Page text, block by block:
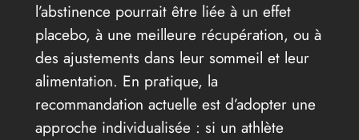
l’abstinence pourrait être liée à un effet
placebo, à une meilleure récupération, ou à
des ajustements dans leur sommeil et leur
alimentation. En pratique, la
recommandation actuelle est d’adopter une
approche individualisée : si un athlète